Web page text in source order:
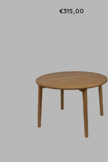
€315,00